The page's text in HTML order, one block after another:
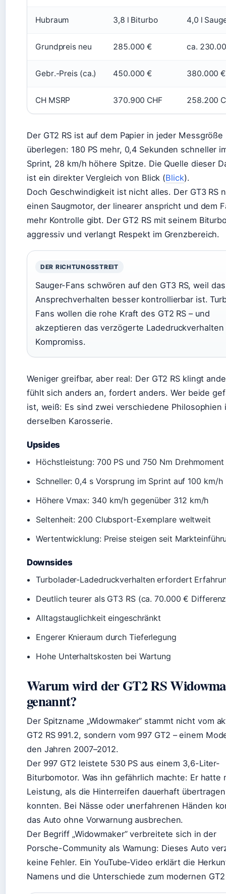
Hubraum 3,8 l Biturbo 4,0 l
Grundpreis neu 285.000 € ca.
Gebr.-Preis (ca.) 450.000 € 380.000 €
CH MSRP 370.900 CHF 258.200
Der GT2 RS ist auf dem Papier in jeder Messgröße
überlegen: 180 PS mehr, 0,4 Sekunden schneller
Sprint, 28 km/h höhere Spitze. Die Quelle dieser
ist ein direkter Vergleich von Blick (Blick).
Doch Geschwindigkeit ist nicht alles. Der GT3 RS
einen Saugmotor, der linearer anspricht und dem
mehr Kontrolle gibt. Der GT2 RS mit seinem
aggressiv und verlangt Respekt im Grenzbereich.
DER RICHTUNGSSTREIT
Sauger-Fans schwören auf den GT3 RS, weil das
Ansprechverhalten besser kontrollierbar ist.
Fans wollen die rohe Kraft des GT2 RS – und
akzeptieren das verzögerte Ladedruckverhalten
Kompromiss.
Weniger greifbar, aber real: Der GT2 RS klingt
fühlt sich anders an, fordert anders. Wer beide
ist, weiß: Es sind zwei verschiedene Philosophien
derselben Karosserie.
Upsides
Höchstleistung: 700 PS und 750 Nm Drehmoment
Schneller: 0,4 s Vorsprung im Sprint auf 100 km/h
Höhere Vmax: 340 km/h gegenüber 312 km/h
Seltenheit: 200 Clubsport-Exemplare weltweit
Wertentwicklung: Preise steigen seit
Downsides
Turbolader-Ladedruckverhalten erfordert
Deutlich teurer als GT3 RS (ca. 70.000 €
Alltagstauglichkeit eingeschränkt
Engerer Knieraum durch Tieferlegung
Hohe Unterhaltskosten bei Wartung
Warum wird der GT2 RS
genannt?
Der Spitzname „Widowmaker” stammt nicht vom
GT2 RS 991.2, sondern vom 997 GT2 – einem
den Jahren 2007–2012.
Der 997 GT2 leistete 530 PS aus einem 3,6-Liter-
Biturbomotor. Was ihn gefährlich machte: Er hatte
Leistung, als die Hinterreifen dauerhaft übertragen
konnten. Bei Nässe oder unerfahrenen Händen
das Auto ohne Vorwarnung ausbrechen.
Der Begriff „Widowmaker” verbreitete sich in der
Porsche-Community als Warnung: Dieses Auto
keine Fehler. Ein YouTube-Video erklärt die
Namens und die Unterschiede zum modernen GT2